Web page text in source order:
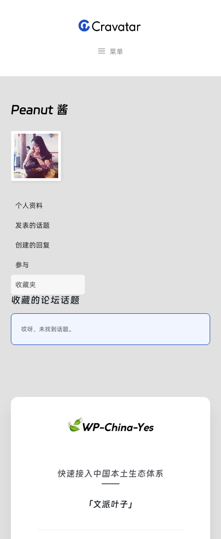
菜单
Peanut 酱
个人资料
发表的话题
创建的回复
参与
收藏夹
收藏的论坛话题
哎呀，未找到话题。
快速接入中国本土生态体系
——
「文派叶子」